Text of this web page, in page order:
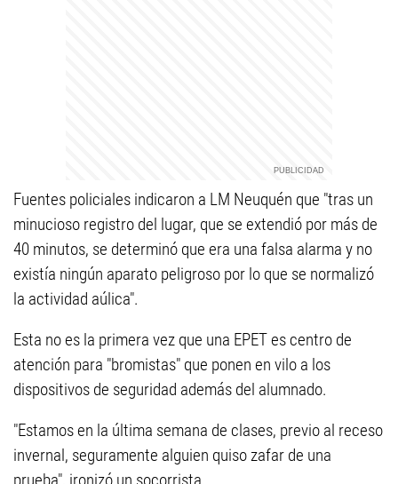
Fuentes policiales indicaron a LM Neuquén que "tras un
minucioso registro del lugar, que se extendió por más de
40 minutos, se determinó que era una falsa alarma y no
existía ningún aparato peligroso por lo que se normalizó
la actividad aúlica".
Esta no es la primera vez que una EPET es centro de
atención para "bromistas" que ponen en vilo a los
dispositivos de seguridad además del alumnado.
"Estamos en la última semana de clases, previo al receso
invernal, seguramente alguien quiso zafar de una